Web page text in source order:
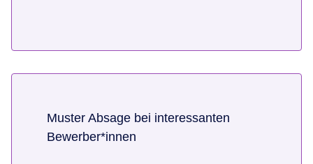
Muster Absage bei interessanten
Bewerber*innen